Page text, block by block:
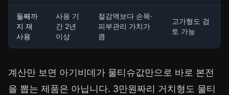
둘째까
지 재
사용
사용 기
간 2년
이상
절감액보다 손목·
피부관리 가치가
큼
고가형도 검
토 가능
계산만 보면 아기비데가 물티슈값만으로 바로 본전
을 뽑는 제품은 아닙니다. 3만원짜리 거치형도 물티